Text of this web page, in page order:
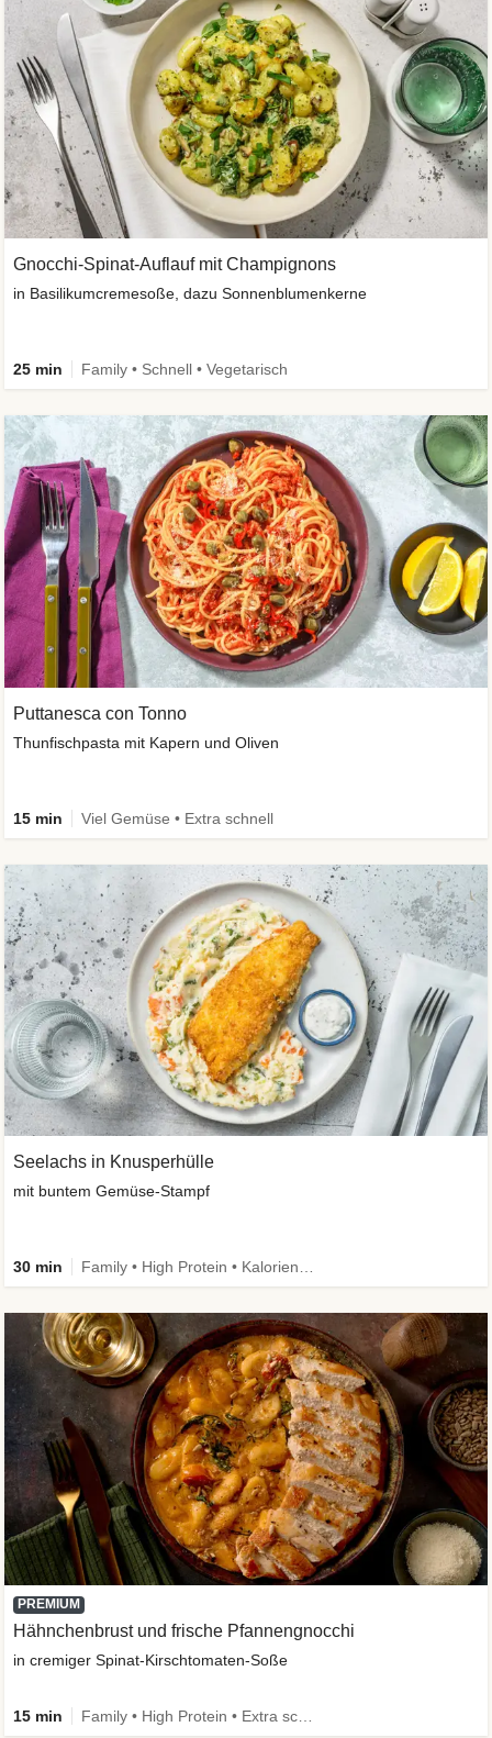
Gnocchi-Spinat-Auflauf mit Champignons
in Basilikumcremesoße, dazu Sonnenblumenkerne
25 min Family • Schnell • Vegetarisch
Puttanesca con Tonno
Thunfischpasta mit Kapern und Oliven
15 min Viel Gemüse • Extra schnell
Seelachs in Knusperhülle
mit buntem Gemüse-Stampf
30 min
PREMIUM
Hähnchenbrust und frische Pfannengnocchi
in cremiger Spinat-Kirschtomaten-Soße
15 min